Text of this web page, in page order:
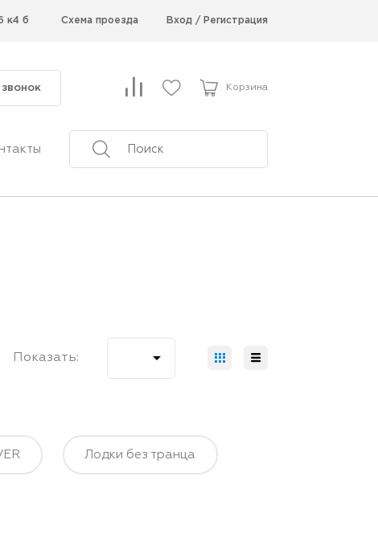
к4 б Схема проезда Вход / Регистрация
Корзина
Лодки без транца
Показать: 